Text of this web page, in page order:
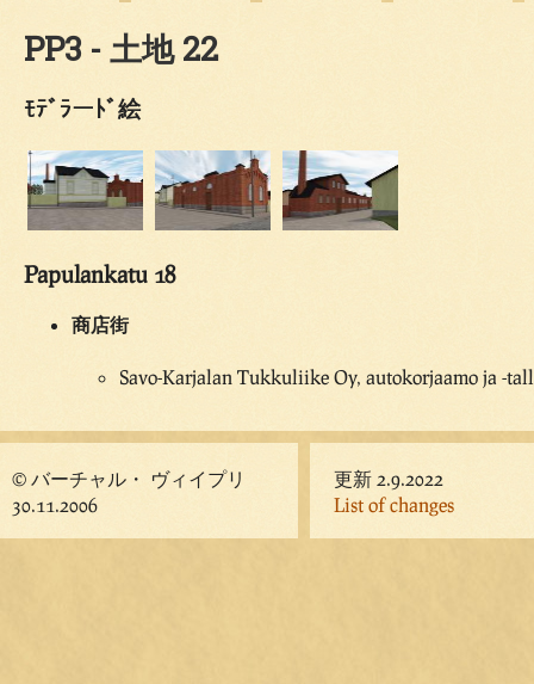
PP3 - 土地 22
ﾓﾃﾞﾗーﾄﾞ絵
Papulankatu 18
商店街
Savo-Karjalan Tukkuliike Oy, autokorjaamo ja -
© バーチャル・ ヴィイプリ
30.11.2006
更新 2.9.2022
List of changes